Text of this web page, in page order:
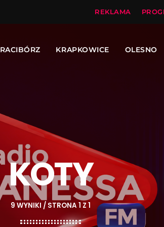
REKLAMA
RACIBÓRZ KRAPKOWICE OLESNO
KOTY
9 WYNIKI / STRONA 1 Z 1